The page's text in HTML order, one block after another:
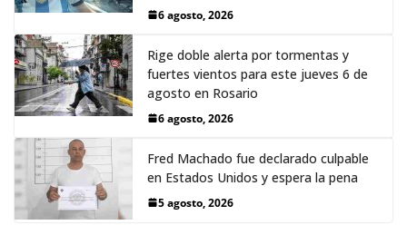
6 agosto, 2026
Rige doble alerta por tormentas y
fuertes vientos para este jueves 6 de
agosto en Rosario
6 agosto, 2026
Fred Machado fue declarado culpable
en Estados Unidos y espera la pena
5 agosto, 2026